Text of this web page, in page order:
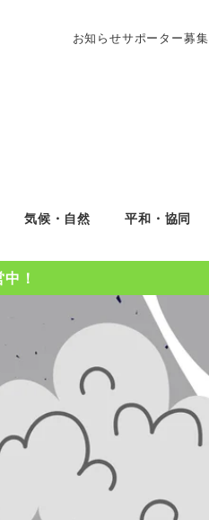
お知らせサポーター募集
気候・自然 平和・協同
！